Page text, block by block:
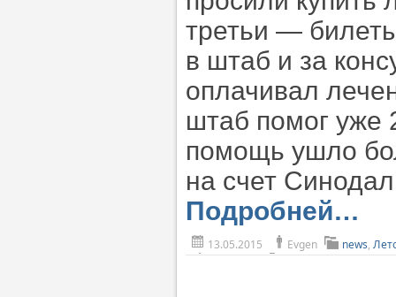
третьи —
в штаб и за
оплачивал
штаб помог уже
помощь ушло
на счет
Подробней…
13.05.2015 Evgen news,